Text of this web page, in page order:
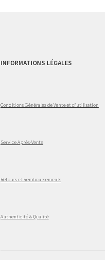
INFORMATIONS LÉGALES
Conditions Générales de Vente et d'utilisation
Service Après-Vente
Retours et Remboursements
Authenticité & Qualité